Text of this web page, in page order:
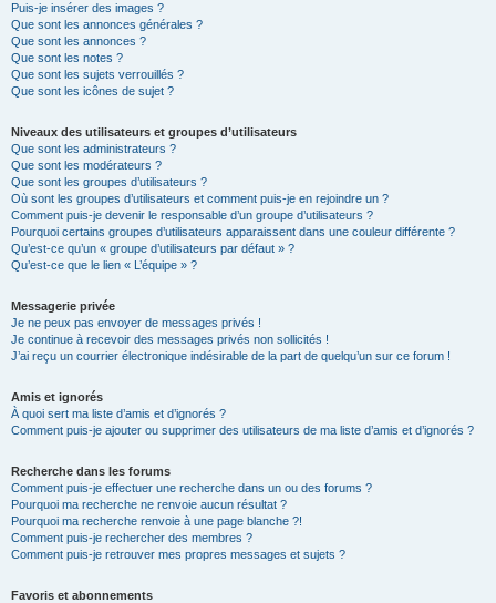
Puis-je insérer des images ?
Que sont les annonces générales ?
Que sont les annonces ?
Que sont les notes ?
Que sont les sujets verrouillés ?
Que sont les icônes de sujet ?
Niveaux des utilisateurs et groupes d’utilisateurs
Que sont les administrateurs ?
Que sont les modérateurs ?
Que sont les groupes d’utilisateurs ?
Où sont les groupes d’utilisateurs et comment puis-je en rejoindre un ?
Comment puis-je devenir le responsable d’un groupe d’utilisateurs ?
Pourquoi certains groupes d’utilisateurs apparaissent dans une couleur différente ?
Qu’est-ce qu’un « groupe d’utilisateurs par défaut » ?
Qu’est-ce que le lien « L’équipe » ?
Messagerie privée
Je ne peux pas envoyer de messages privés !
Je continue à recevoir des messages privés non sollicités !
J’ai reçu un courrier électronique indésirable de la part de quelqu’un sur ce forum !
Amis et ignorés
À quoi sert ma liste d’amis et d’ignorés ?
Comment puis-je ajouter ou supprimer des utilisateurs de ma liste d’amis et d’ignorés ?
Recherche dans les forums
Comment puis-je effectuer une recherche dans un ou des forums ?
Pourquoi ma recherche ne renvoie aucun résultat ?
Pourquoi ma recherche renvoie à une page blanche ?!
Comment puis-je rechercher des membres ?
Comment puis-je retrouver mes propres messages et sujets ?
Favoris et abonnements